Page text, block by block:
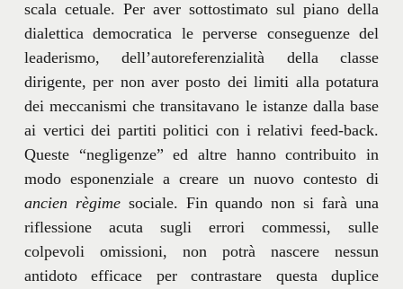
scala cetuale. Per aver sottostimato sul piano della
dialettica democratica le perverse conseguenze del
leaderismo, dell’autoreferenzialità della classe
dirigente, per non aver posto dei limiti alla potatura
dei meccanismi che transitavano le istanze dalla base
ai vertici dei partiti politici con i relativi feed-back.
Queste “negligenze” ed altre hanno contribuito in
modo esponenziale a creare un nuovo contesto di
ancien règimesociale. Fin quando non si farà una
riflessione acuta sugli errori commessi, sulle
colpevoli omissioni, non potrà nascere nessun
antidoto efficace per contrastare questa duplice